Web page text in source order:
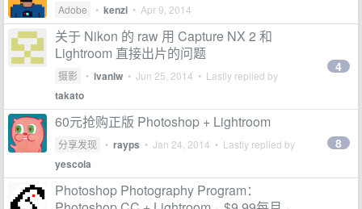
Adobe • kenzi • Apr 9, 2014
关于 Nikon 的 raw 用 Capture NX 2 和
Lightroom 直接出片的问题
摄影 • ivanlw • Jun 25, 2014 • Lastly replied by
takato
4
60元抢购正版 Photoshop + Lightroom
分享发现 • rayps • Jan 24, 2014 • Lastly replied by
yescola
8
Photoshop Photography Program：